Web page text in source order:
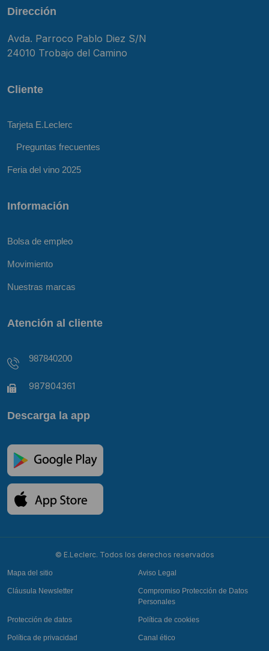
Dirección
Avda. Parroco Pablo Diez S/N
24010 Trobajo del Camino
Cliente
Tarjeta E.Leclerc
Preguntas frecuentes
Feria del vino 2025
Información
Bolsa de empleo
Movimiento
Nuestras marcas
Atención al cliente
987840200
987804361
Descarga la app
© E.Leclerc. Todos los derechos reservados
Mapa del sitio Aviso Legal
Cláusula Newsletter
Compromiso Protección de Datos
Personales
Protección de datos Política de cookies
Política de privacidad Canal ético